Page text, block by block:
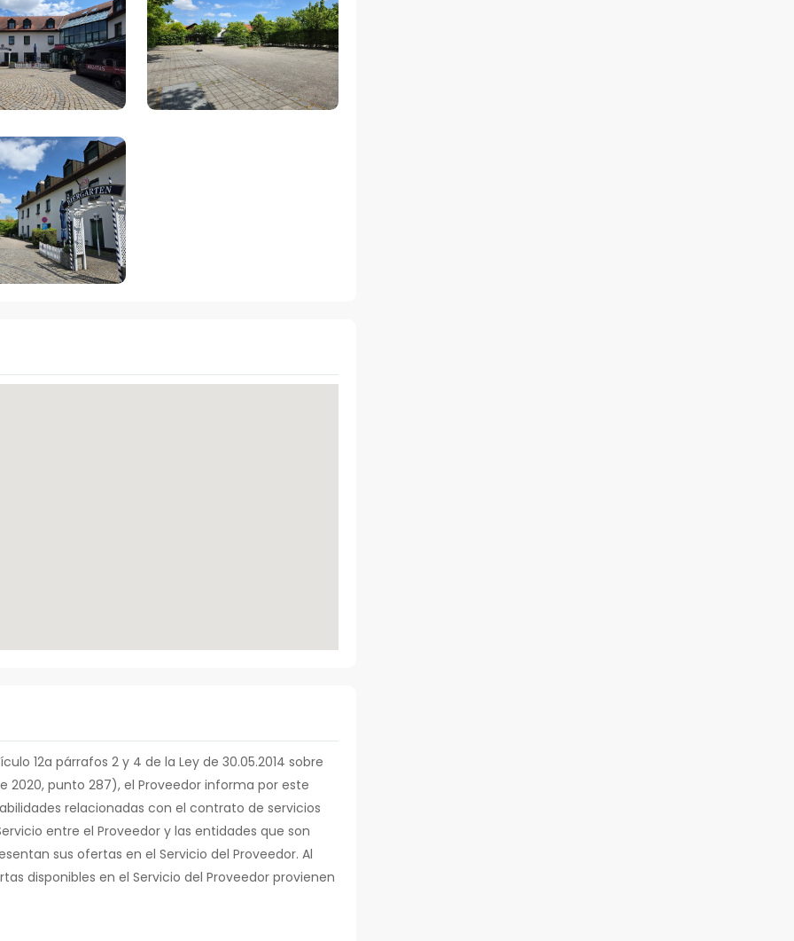
12a párrafos 2 y 4 de la Ley de 30.05.2014 sobre
2020, punto 287), el Proveedor informa por este
relacionadas con el contrato de servicios
entre el Proveedor y las entidades que son
sus ofertas en el Servicio del Proveedor. Al
disponibles en el Servicio del Proveedor provienen